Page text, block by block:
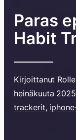
Paras
Habit
Kirjoittanut
heinäkuuta 2025
trackerit,